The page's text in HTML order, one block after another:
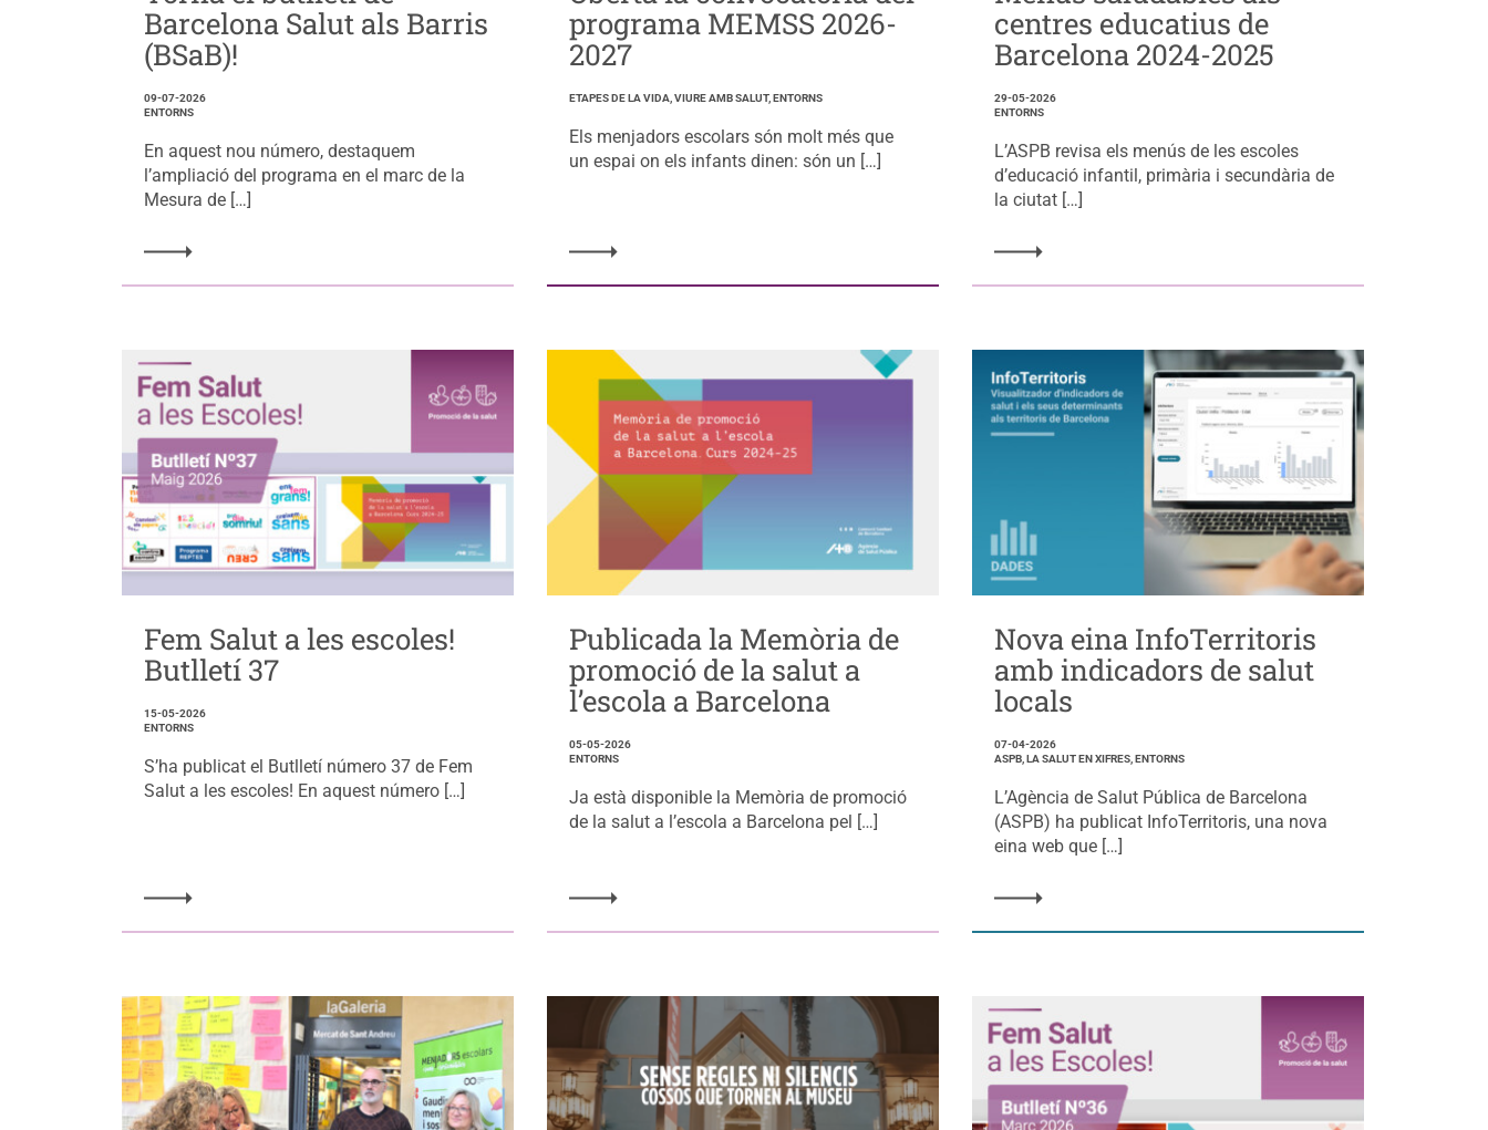
Barcelona Salut als Barris
(BSaB)!
09-07-2026
ENTORNS
En aquest nou número, destaquem
l’ampliació del programa en el marc de la
Mesura de […]
programa MEMSS 2026-
2027
ETAPES DE LA VIDA, VIURE AMB SALUT, ENTORNS
Els menjadors escolars són molt més que
un espai on els infants dinen: són un […]
centres educatius de
Barcelona 2024-2025
29-05-2026
ENTORNS
L’ASPB revisa els menús de les escoles
d’educació infantil, primària i secundària de
la ciutat […]
Fem Salut a les escoles!
Butlletí 37
15-05-2026
ENTORNS
S’ha publicat el Butlletí número 37 de Fem
Salut a les escoles! En aquest número […]
Publicada la Memòria de
promoció de la salut a
l’escola a Barcelona
05-05-2026
ENTORNS
Ja està disponible la Memòria de promoció
de la salut a l’escola a Barcelona pel […]
Nova eina InfoTerritoris
amb indicadors de salut
locals
07-04-2026
ASPB, LA SALUT EN XIFRES, ENTORNS
L’Agència de Salut Pública de Barcelona
(ASPB) ha publicat InfoTerritoris, una nova
eina web que […]